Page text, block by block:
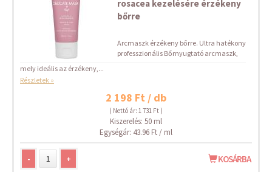
rosacea kezelésére érzékeny
bőrre
Arcmaszk érzékeny bőrre. Ultra hatékony
professzionális Bőrnyugtató arcmaszk,
mely ideális az érzékeny,...
Részletek »
2 198 Ft / db
( Nettó ár: 1 731 Ft )
Kiszerelés: 50 ml
Egységár: 43.96 Ft / ml
- + KOSÁRBA